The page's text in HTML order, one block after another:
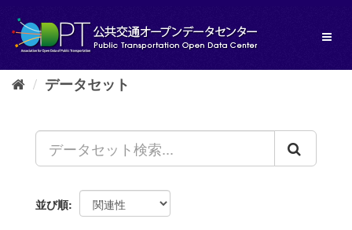
し
データセット
並び順